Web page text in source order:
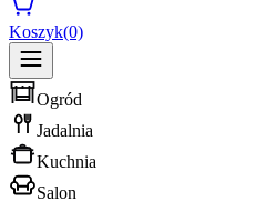
Koszyk(0)
Ogród
Jadalnia
Kuchnia
Salon